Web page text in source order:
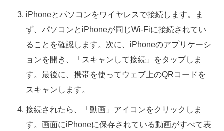
iPhoneとパソコンをワイヤレスで接続します。ま
ず、パソコンとiPhoneが同じWi-Fiに接続されてい
ることを確認します。次に、iPhoneのアプリケーシ
ョンを開き、「スキャンして接続」をタップしま
す。最後に、携帯を使ってウェブ上のQRコードを
スキャンします。
接続されたら、「動画」アイコンをクリックしま
す。画面にiPhoneに保存されている動画がすべて表